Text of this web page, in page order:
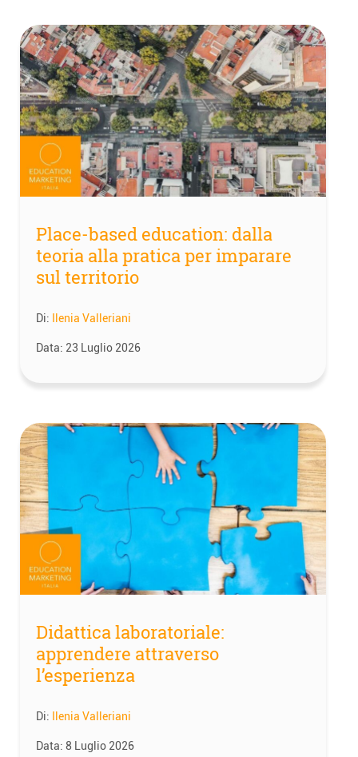
Place-based education: dalla
teoria alla pratica per imparare
sul territorio
Di: Ilenia Valleriani
Data: 23 Luglio 2026
Didattica laboratoriale:
apprendere attraverso
l’esperienza
Di: Ilenia Valleriani
Data: 8 Luglio 2026